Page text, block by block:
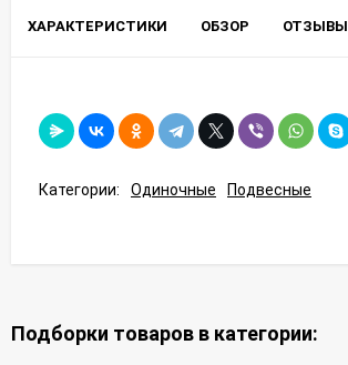
ХАРАКТЕРИСТИКИ ОБЗОР ОТЗЫВЫ
Категории: Одиночные Подвесные
Подборки товаров в категории: